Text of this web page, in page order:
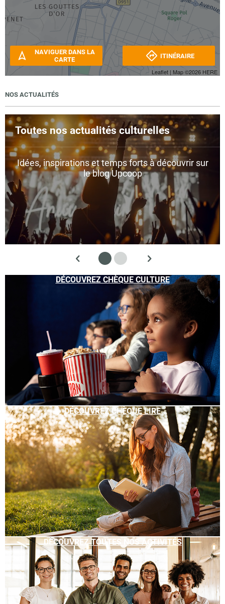
Leaflet | Map ©2026 HERE
NAVIGUER DANS LA
CARTE
ITINÉRAIRE
NOS ACTUALITÉS
Toutes nos actualités culturelles
Idées, inspirations et temps forts à découvrir sur
le blog Upcoop
DÉCOUVREZ CHÈQUE CULTURE
DÉCOUVREZ CHÈQUE LIRE
DÉCOUVREZ TOUTES NOS ACTIVITÉS